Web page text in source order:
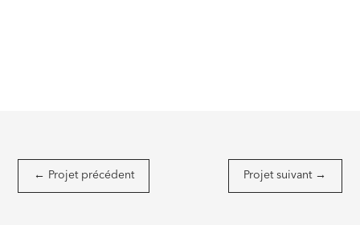
← Projet précédent Projet suivant→